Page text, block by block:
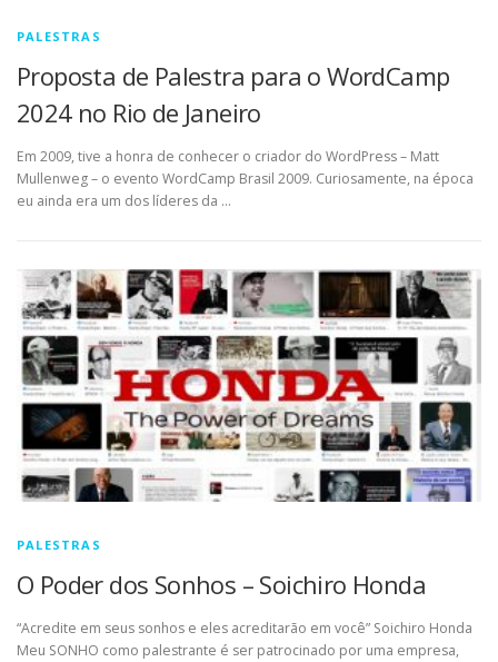
PALESTRAS
Proposta de Palestra para o WordCamp
2024 no Rio de Janeiro
Em 2009, tive a honra de conhecer o criador do WordPress – Matt
Mullenweg – o evento WordCamp Brasil 2009. Curiosamente, na época
eu ainda era um dos líderes da …
PALESTRAS
O Poder dos Sonhos – Soichiro Honda
“Acredite em seus sonhos e eles acreditarão em você” Soichiro Honda
Meu SONHO como palestrante é ser patrocinado por uma empresa,